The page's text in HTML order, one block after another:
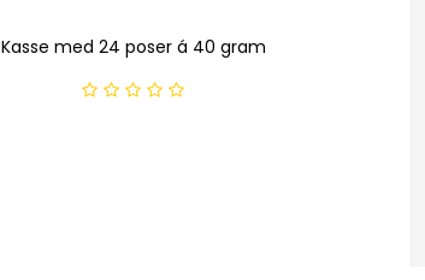
Kasse med 24 poser á 40 gram